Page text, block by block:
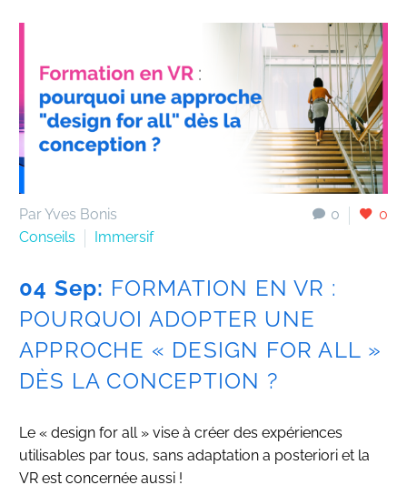
0 0
Par Yves Bonis
Conseils
Immersif
04 Sep: FORMATION EN VR :
POURQUOI ADOPTER UNE
APPROCHE « DESIGN FOR ALL »
DÈS LA CONCEPTION ?
Le « design for all » vise à créer des expériences
utilisables par tous, sans adaptation a posteriori et la
VR est concernée aussi !